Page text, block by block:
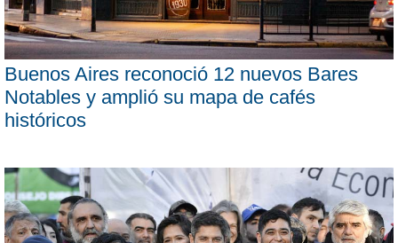
Buenos Aires reconoció 12 nuevos Bares
Notables y amplió su mapa de cafés
históricos